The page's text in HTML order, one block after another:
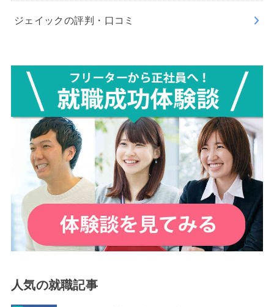
ジェイックの評判・口コミ
人気の就職記事